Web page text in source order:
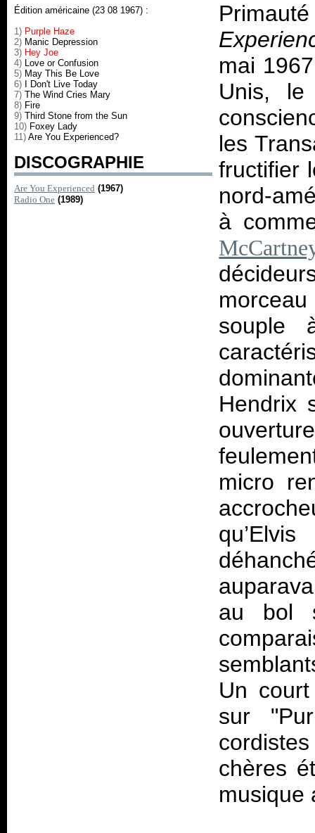
Édition américaine (23 08 1967) :
1) Purple Haze
2) Manic Depression
3) Hey Joe
4) Love or Confusion
5) May This Be Love
6)
I Don't Live Today
7) The Wind Cries Mary
8) Fire
9) Third Stone from the Sun
10) Foxey Lady
11) Are You Experienced?
DISCOGRAPHIE
Are You Experienced (1967)
Radio One (1989)
mai
Unis, le
les
fructifier
nord-
à
souple
Hendrix
micro
au bol
Un
sur
chères
musique